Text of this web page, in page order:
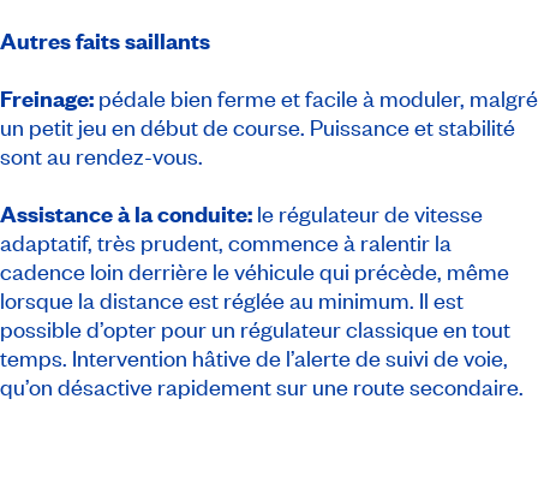
Autres faits saillants
Freinage: pédale bien ferme et facile à moduler, malgré
un petit jeu en début de course. Puissance et stabilité
sont au rendez-vous.
Assistance à la conduite: le régulateur de vitesse
adaptatif, très prudent, commence à ralentir la
cadence loin derrière le véhicule qui précède, même
lorsque la distance est réglée au minimum. Il est
possible d’opter pour un régulateur classique en tout
temps. Intervention hâtive de l’alerte de suivi de voie,
qu’on désactive rapidement sur une route secondaire.